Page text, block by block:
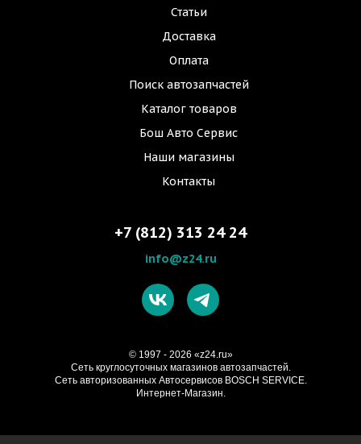
Статьи
Доставка
Оплата
Поиск автозапчастей
Каталог товаров
Бош Авто Сервис
Наши магазины
Контакты
+7 (812) 313 24 24
info@z24.ru
© 1997 - 2026 «z24.ru»
Cеть круглосуточных магазинов автозапчастей.
Сеть авторизованных Автосервисов BOSCH SERVICE.
Интернет-Магазин.